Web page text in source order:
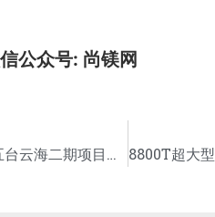
公众号: 尚镁网
云海金属将加快推进五台云海二期项目建设